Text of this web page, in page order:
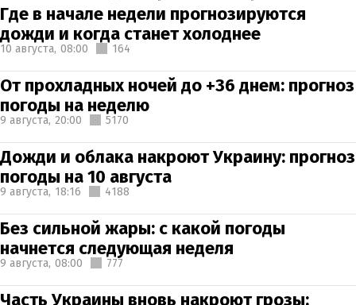
Где в начале недели прогнозируются
дожди и когда станет холоднее
10 августа, 08:00 164
От прохладных ночей до +36 днем: прогноз
погоды на неделю
9 августа, 20:00 5170
Дожди и облака накроют Украину: прогноз
погоды на 10 августа
9 августа, 18:16 4188
Без сильной жары: с какой погоды
начнется следующая неделя
9 августа, 08:00 777
Часть Украины вновь накроют грозы: